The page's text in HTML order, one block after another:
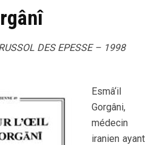
DES EPESSE – 1998
Esmâ‘il
Gorgâni,
médecin
iranien ayant